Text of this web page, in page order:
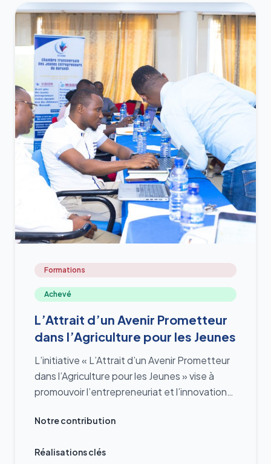
Formations
Achevé
L’Attrait d’un Avenir Prometteur
dans l’Agriculture pour les Jeunes
L’initiative « L’Attrait d’un Avenir Prometteur
dans l’Agriculture pour les Jeunes » vise à
promouvoir l’entrepreneuriat et l’innovation
travers des formations sur le développement
l’entrepreneuriat féminin, la gestion
Notre contribution
Réalisations clés